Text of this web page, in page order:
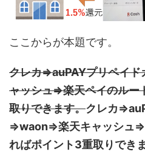
ここからが本題です。
クレカ⇒auPAYプリペイ
ャッシュ⇒楽天ペイのルー
取りできます。クレカ
⇒waon⇒楽天キャッシュ⇒
ればポイント3重取りできま